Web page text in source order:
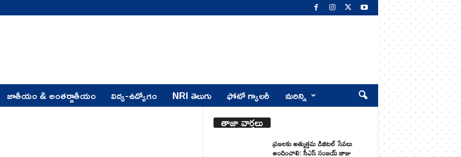
జాతీయం & అంతర్జాతీయం విద్య-ఉద్యోగం NRI తెలుగు ఫోటో గ్యాలరీ మరిన్ని
తాజా వార్తలు
ప్రజలకు అత్యుత్తమ డిజిటల్ సేవలు
అందించాలి: సీఎస్ సంజయ్ జాజు